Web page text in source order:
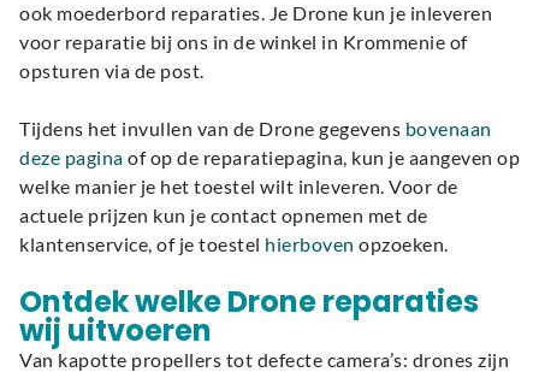
ook moederbord reparaties. Je Drone kun je inleveren
voor reparatie bij ons in de winkel in Krommenie of
opsturen via de post.
Tijdens het invullen van de Drone gegevens bovenaan
deze pagina of op de reparatiepagina, kun je aangeven op
welke manier je het toestel wilt inleveren. Voor de
actuele prijzen kun je contact opnemen met de
klantenservice, of je toestel hierboven opzoeken.
Ontdek welke Drone reparaties
wij uitvoeren
Van kapotte propellers tot defecte camera’s: drones zijn